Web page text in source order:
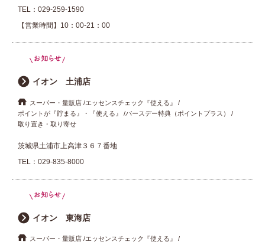
TEL： 029-259-1590
【営業時間】10：00-21：00
イオン 土浦店
スーパー・量販店 エッセンスチェック『使える』
ポイントが『貯まる』・『使える』
バースデー特典（ポイントプラス）
取り置き・取り寄せ
茨城県土浦市上高津３６７番地
TEL： 029-835-8000
イオン 東海店
スーパー・量販店 エッセンスチェック『使える』